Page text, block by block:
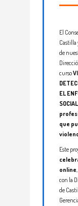
El
Castilla
de
curso
EL
que
Este
online
con la
de